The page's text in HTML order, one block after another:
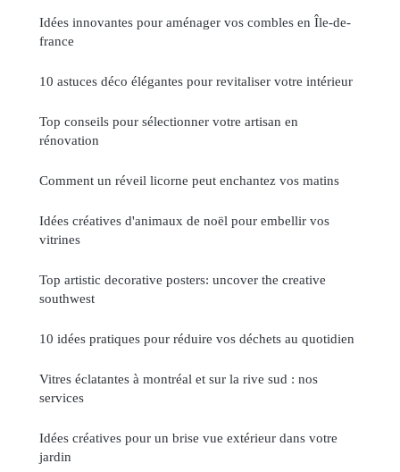
Idées innovantes pour aménager vos combles en Île-de-
france
10 astuces déco élégantes pour revitaliser votre intérieur
Top conseils pour sélectionner votre artisan en
rénovation
Comment un réveil licorne peut enchantez vos matins
Idées créatives d'animaux de noël pour embellir vos
vitrines
Top artistic decorative posters: uncover the creative
southwest
10 idées pratiques pour réduire vos déchets au quotidien
Vitres éclatantes à montréal et sur la rive sud : nos
services
Idées créatives pour un brise vue extérieur dans votre
jardin